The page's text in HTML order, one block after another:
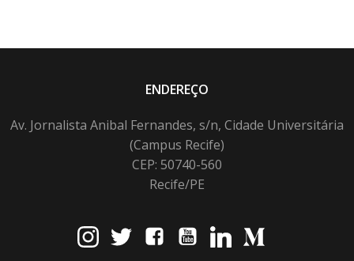
ENDEREÇO
Av. Jornalista Anibal Fernandes, s/n, Cidade Universitária
(Campus Recife)
CEP: 50740-560
Recife/PE